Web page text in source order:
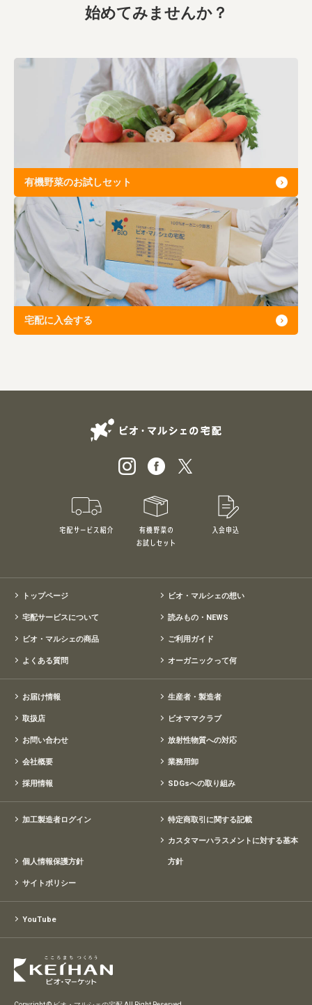
始めてみませんか？
有機野菜のお試しセット
宅配に入会する
宅配サービス紹介 有機野菜のお試しセット
トップページ ビオ・マルシェの想い
宅配サービスについて 読みもの・NEWS
ビオ・マルシェの商品 ご利用ガイド
よくある質問 オーガニックって何
お届け情報 生産者・製造者
取扱店 ビオママクラブ
お問い合わせ 放射性物質への対応
会社概要 業務用卸
採用情報 SDGsへの取り組み
加工製造者ログイン 特定商取引に関する記載
個人情報保護方針
カスタマーハラスメントに対する基本
方針
サイトポリシー
YouTube